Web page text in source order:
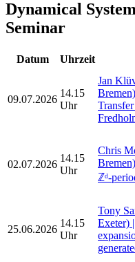
Dynamical
Seminar
Datum Uhrzeit
09.07.2026
14.15
Uhr
Jan
02.07.2026
14.15
Uhr
Chris
ℤᵈ-
25.06.2026
14.15
Uhr
Tony
Exeter)